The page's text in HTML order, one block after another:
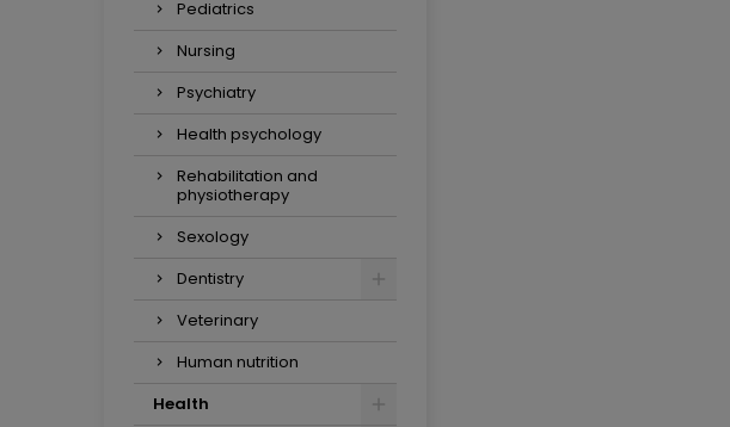
Pediatrics
Nursing
Psychiatry
Health psychology
Rehabilitation and
physiotherapy
Sexology
Dentistry
Veterinary
Human nutrition
Health